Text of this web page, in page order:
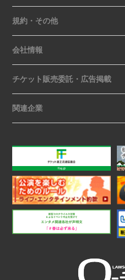
規約・その他
会社情報
チケット販売委託・広告掲載
関連企業